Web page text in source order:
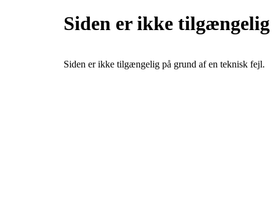
Siden er ikke tilgængelig
Siden er ikke tilgængelig på grund af en teknisk fejl.